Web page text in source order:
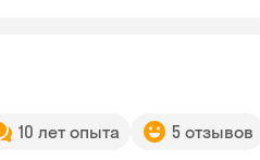
10 лет опыта 5 отзывов